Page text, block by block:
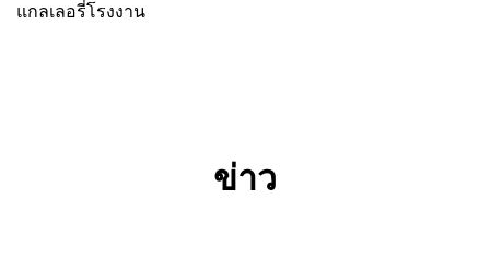
แกลเลอรี่โรงงาน
ข่าว